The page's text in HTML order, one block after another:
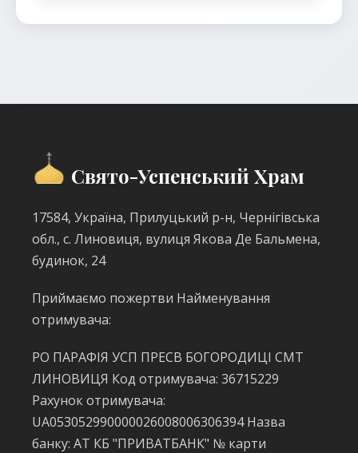
Свято-Успенський Храм
17584, Україна, Прилуцький р-н, Чернігівська
обл., с. Линовиця, вулиця Якова Де Бальмена,
будинок, 24
Приймаємо пожертви Найменування
отримувача:
РО ПАРАФІЯ УСП ПРЕСВ БОГОРОДИЦІ СМТ
ЛИНОВИЦЯ Код отримувача: 36715229
Рахунок отримувача:
UA053052990000026008006306394 Назва
банку: АТ КБ "ПРИВАТБАНК" № карти